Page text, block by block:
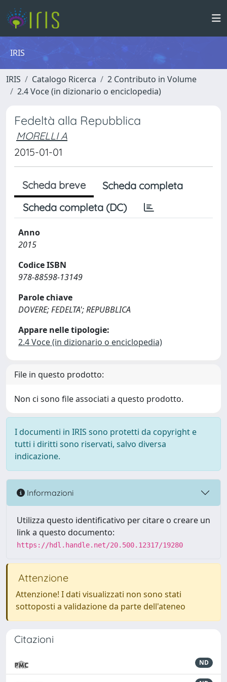
IRIS
IRIS Catalogo Ricerca
2 Contributo in Volume
2.4 Voce (in dizionario o enciclopedia)
Fedeltà alla Repubblica
MORELLI A
2015-01-01
Scheda breve
Scheda completa
Scheda completa (DC)
Anno
2015
Codice ISBN
978-88598-13149
Parole chiave
DOVERE; FEDELTA'; REPUBBLICA
Appare nelle tipologie:
2.4 Voce (in dizionario o enciclopedia)
File in questo prodotto:
Non ci sono file associati a questo prodotto.
I documenti in IRIS sono protetti da copyright e
tutti i diritti sono riservati, salvo diversa
indicazione.
Informazioni
Utilizza questo identificativo per citare o creare un
link a questo documento:
https://hdl.handle.net/20.500.12317/19280
Attenzione
Attenzione! I dati visualizzati non sono stati
sottoposti a validazione da parte dell'ateneo
Citazioni
ND